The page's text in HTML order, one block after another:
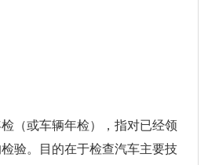
（或车辆年检），指对已经领
验。目的在于检查汽车主要技